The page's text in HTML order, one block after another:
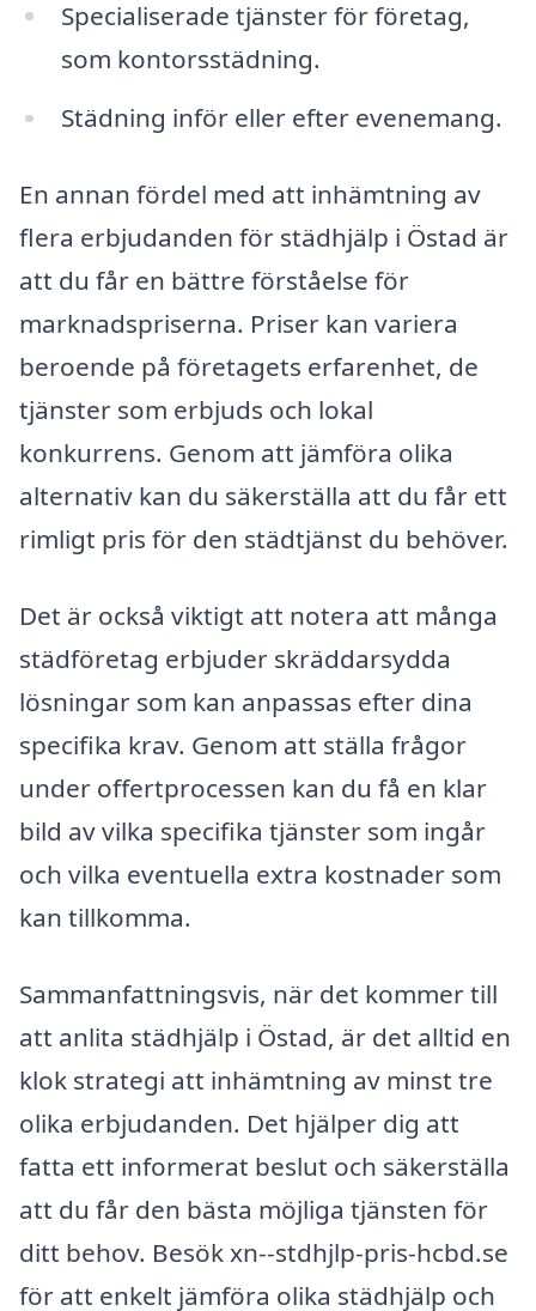
Specialiserade tjänster för företag,
som kontorsstädning.
Städning inför eller efter evenemang.
En annan fördel med att inhämtning av
flera erbjudanden för städhjälp i Östad är
att du får en bättre förståelse för
marknadspriserna. Priser kan variera
beroende på företagets erfarenhet, de
tjänster som erbjuds och lokal
konkurrens. Genom att jämföra olika
alternativ kan du säkerställa att du får ett
rimligt pris för den städtjänst du behöver.
Det är också viktigt att notera att många
städföretag erbjuder skräddarsydda
lösningar som kan anpassas efter dina
specifika krav. Genom att ställa frågor
under offertprocessen kan du få en klar
bild av vilka specifika tjänster som ingår
och vilka eventuella extra kostnader som
kan tillkomma.
Sammanfattningsvis, när det kommer till
att anlita städhjälp i Östad, är det alltid en
klok strategi att inhämtning av minst tre
olika erbjudanden. Det hjälper dig att
fatta ett informerat beslut och säkerställa
att du får den bästa möjliga tjänsten för
ditt behov. Besök xn--stdhjlp-pris-hcbd.se
för att enkelt jämföra olika städhjälp och